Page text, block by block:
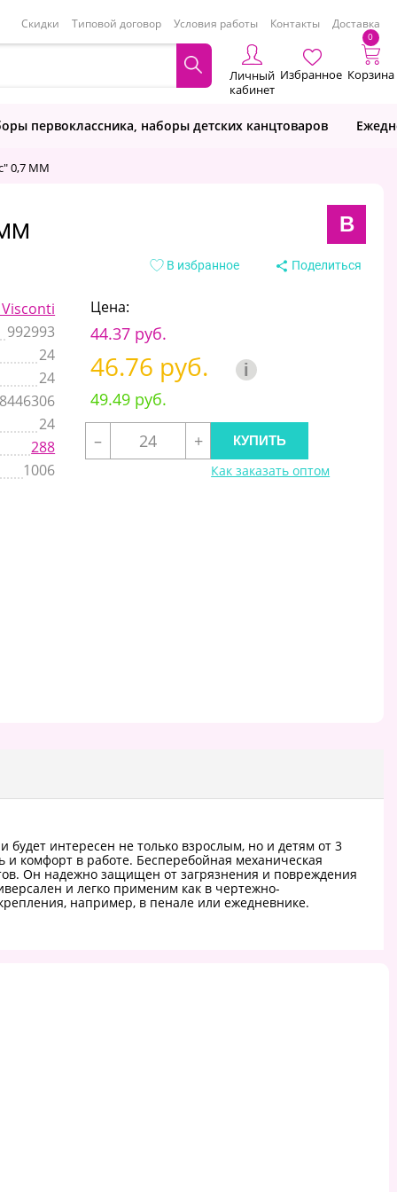
Скидки Типовой договор Условия работы Контакты Доставка
Личный
кабинет
Избранное
0
Корзина
первоклассника, наборы детских канцтоваров
0,7 ММ
B
В избранное Поделиться
992993
24
24
24
288
1006
Цена:
44.37 руб.
46.76 руб. i
49.49 руб.
–
+
Как заказать оптом
интересен не только взрослым, но и детям от 3
и комфорт в работе. Бесперебойная механическая
Он надежно защищен от загрязнения и повреждения
и легко применим как в чертежно-
например, в пенале или ежедневнике.